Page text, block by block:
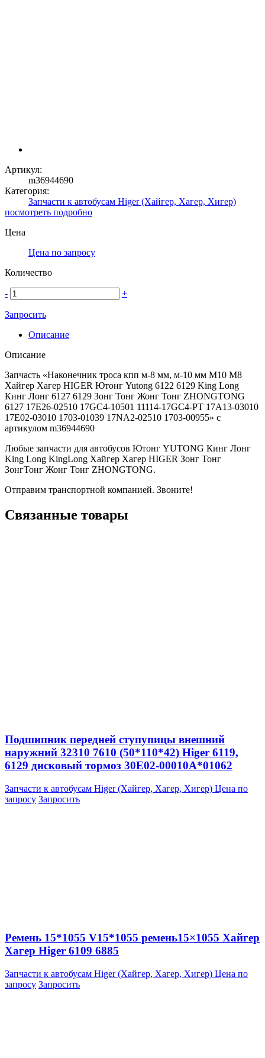
Артикул:
m36944690
Категория:
Запчасти к автобусам Higer (Хайгер, Хагер, Хигер)
посмотреть подробно
Цена
Цена по запросу
Количество
- +
Запросить
Описание
Описание
Запчасть «Наконечник троса кпп м-8 мм, м-10 мм M10 M8
Хайгер Хагер HIGER Ютонг Yutong 6122 6129 King Long
Кинг Лонг 6127 6129 Зонг Тонг Жонг Тонг ZHONGTONG
6127 17E26-02510 17GC4-10501 11114-17GC4-PT 17A13-03010
17E02-03010 1703-01039 17NA2-02510 1703-00955» с
артикулом m36944690
Любые запчасти для автобусов Ютонг YUTONG Кинг Лонг
King Long KingLong Хайгер Хагер HIGER Зонг Тонг
ЗонгТонг Жонг Тонг ZHONGTONG.
Отправим транспортной компанией. Звоните!
Связанные товары
Подшипник передней ступупицы внешний
наружний 32310 7610 (50*110*42) Higer 6119,
6129 дисковый тормоз 30E02-00010A*01062
Запчасти к автобусам Higer (Хайгер, Хагер, Хигер) Цена по
запросу Запросить
Ремень 15*1055 V15*1055 ремень15×1055 Хайгер
Хагер Higer 6109 6885
Запчасти к автобусам Higer (Хайгер, Хагер, Хигер) Цена по
запросу Запросить